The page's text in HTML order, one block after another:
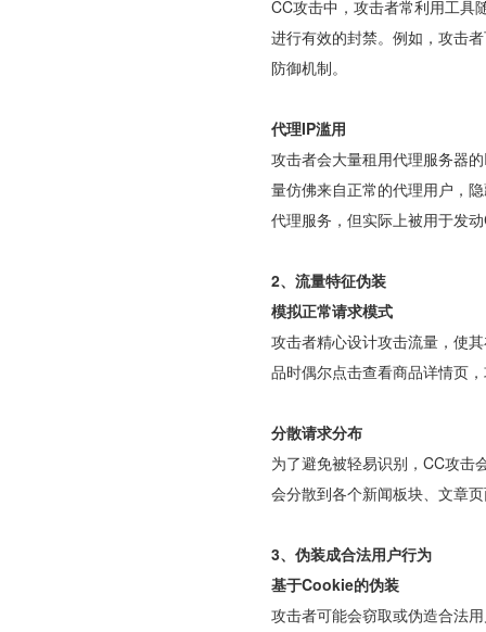
CC攻击中，攻击者常利用工具
进行有效的封禁。例如，攻击
防御机制。
代理IP滥用
攻击者会大量租用代理服务器
量仿佛来自正常的代理用户，
代理服务，但实际上被用于发
2、流量特征伪装
模拟正常请求模式
攻击者精心设计攻击流量，使
品时偶尔点击查看商品详情页
分散请求分布
为了避免被轻易识别，CC攻击
会分散到各个新闻板块、文章
3、伪装成合法用户行为
基于Cookie的伪装
攻击者可能会窃取或伪造合法